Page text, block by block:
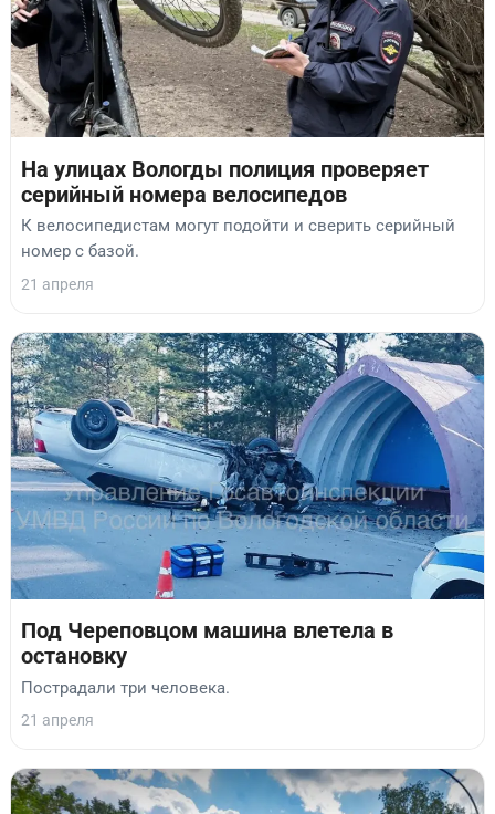
На улицах Вологды полиция проверяет
серийный номера велосипедов
К велосипедистам могут подойти и сверить серийный
номер с базой.
21 апреля
Под Череповцом машина влетела в
остановку
Пострадали три человека.
21 апреля